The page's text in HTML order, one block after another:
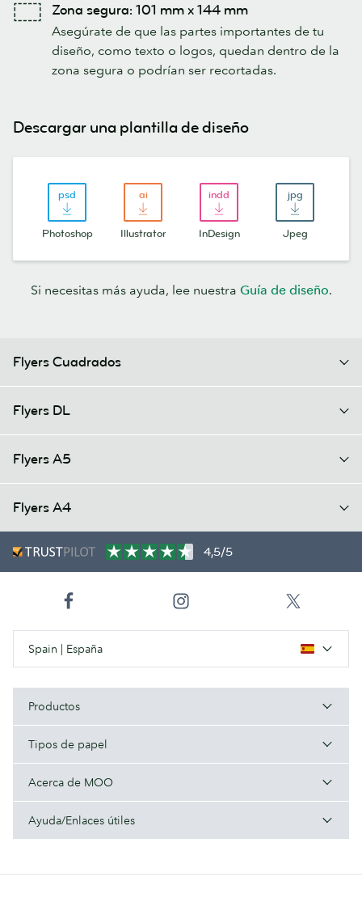
Zona segura: 101 mm x 144 mm
Asegúrate de que las partes importantes de tu
diseño, como texto o logos, quedan dentro de la
zona segura o podrían ser recortadas.
Descargar una plantilla de diseño
Photoshop Illustrator InDesign Jpeg
Si necesitas más ayuda, lee nuestra Guía de diseño.
Flyers Cuadrados
Flyers DL
Flyers A5
Flyers A4
4,5/5
Spain | España
Productos
Tipos de papel
Acerca de MOO
Ayuda/Enlaces útiles